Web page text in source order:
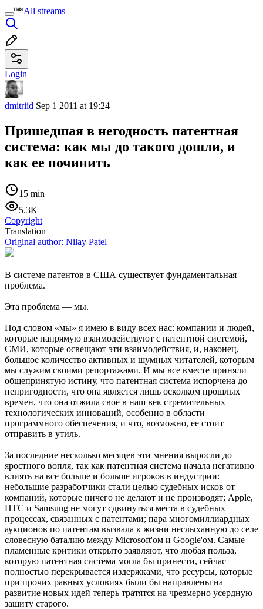
All streams
Login
dmitriid Sep 1 2011 at 19:24
Пришедшая в негодность патентная
система: как мы до такого дошли, и
как ее починить
15 min
5.3K
Copyright
Translation
Original author: Nilay Patel
В системе патентов в США существует фундаментальная
проблема.
Эта проблема — мы.
Под словом «мы» я имею в виду всех нас: компании и людей,
которые напрямую взаимодействуют с патентной системой,
СМИ, которые освещают эти взаимодействия, и, наконец,
большое количество активных и шумных читателей, которым
мы служим своими репортажами. И мы все вместе приняли
общепринятую истину, что патентная система испорчена до
непригодности, что она является лишь осколком прошлых
времен, что она отжила свое в наш век стремительных
технологических инноваций, особенно в области
программного обеспечения, и что, возможно, ее стоит
отправить в утиль.
За последние несколько месяцев эти мнения выросли до
яростного вопля, так как патентная система начала негативно
влиять на все больше и больше игроков в индустрии:
небольшие разработчики стали целью судебных исков от
компаний, которые ничего не делают и не производят; Apple,
HTC и Samsung не могут сдвинуться места в судебных
процессах, связанных с патентами; пара многомиллиардных
аукционов по патентам вызвала к жизни неслыханную до селе
словесную баталию между Microsoft'ом и Google'ом. Самые
пламенные критики открыто заявляют, что любая польза,
которую патентная система могла бы принести, сейчас
полностью перекрывается издержками, что ресурсы, которые
при прочих равных условиях были бы направлены на
развитие новых идей теперь тратятся на чрезмерно усердную
защиту старого.